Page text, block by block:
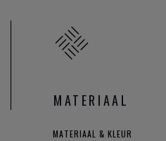
MATERIAAL
MATERIAAL & KLEUR